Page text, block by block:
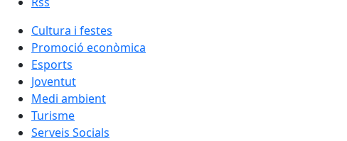
Cultura i festes
Promoció econòmica
Esports
Joventut
Medi ambient
Turisme
Serveis Socials